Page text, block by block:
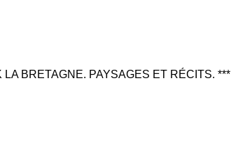
BRETAGNE. PAYSAGES ET RÉCITS. ***